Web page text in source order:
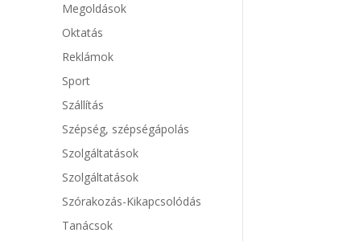
Megoldások
Oktatás
Reklámok
Sport
Szállítás
Szépség, szépségápolás
Szolgáltatások
Szolgáltatások
Szórakozás-Kikapcsolódás
Tanácsok